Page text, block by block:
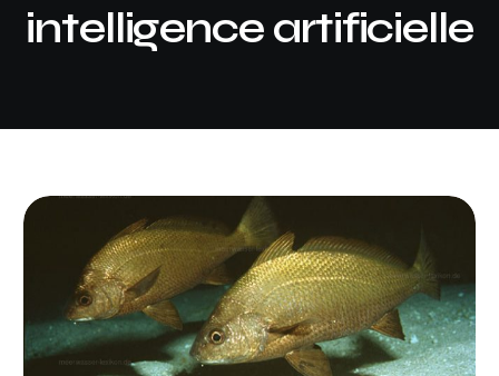
intelligence artificielle